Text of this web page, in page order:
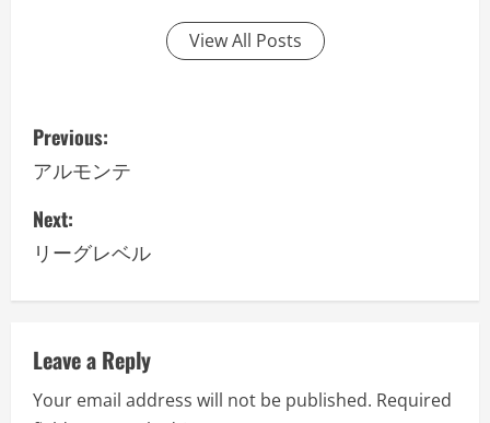
View All Posts
P
o
s
t
n
a
v
Previous:
アルモンテ
Next:
リーグレベル
Leave a Reply
Your email address will not be published. Required